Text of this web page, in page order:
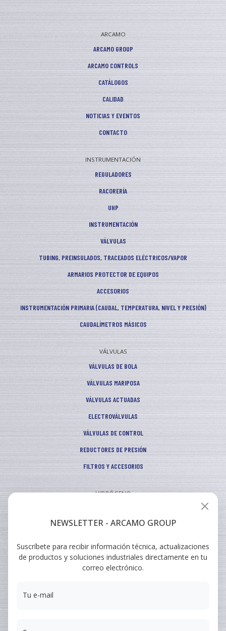
ARCAMO
ARCAMO GROUP
ARCAMO CONTROLS
CATÁLOGOS
CALIDAD
NOTICIAS Y EVENTOS
CONTACTO
INSTRUMENTACIÓN
REGULADORES
RACORERÍA
UHP
INSTRUMENTACIÓN
VÁLVULAS
TUBING, PREINSULADOS, TRACEADOS ELÉCTRICOS/VAPOR
ARMARIOS PROTECTOR DE EQUIPOS
ACCESORIOS
INSTRUMENTACIÓN PRIMARIA (CAUDAL, TEMPERATURA, NIVEL Y PRESIÓN)
CAUDALÍMETROS MÁSICOS
VÁLVULAS
VÁLVULAS DE BOLA
VÁLVULAS MARIPOSA
VÁLVULAS ACTUADAS
ELECTROVÁLVULAS
VÁLVULAS DE CONTROL
REDUCTORES DE PRESIÓN
FILTROS Y ACCESORIOS
HIDRÓGENO
VEHICULAR
FORMACIONES
NEWSLETTER - ARCAMO GROUP
Suscríbete para recibir información técnica, actualizaciones
de productos y soluciones industriales directamente en tu
correo electrónico.
Tu e-mail